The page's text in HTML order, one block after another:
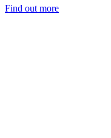
Find out more